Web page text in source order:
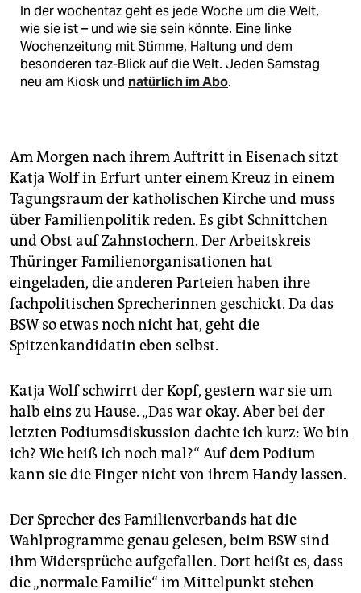
In der wochentaz geht es jede Woche um die Welt,
wie sie ist – und wie sie sein könnte. Eine linke
Wochenzeitung mit Stimme, Haltung und dem
besonderen taz-Blick auf die Welt. Jeden Samstag
neu am Kiosk und natürlich im Abo.
Am Morgen nach ihrem Auftritt in Eisenach sitzt
Katja Wolf in Erfurt unter einem Kreuz in einem
Tagungsraum der katholischen Kirche und muss
über Familienpolitik reden. Es gibt Schnittchen
und Obst auf Zahnstochern. Der Arbeitskreis
Thüringer Familienorganisationen hat
eingeladen, die anderen Parteien haben ihre
fachpolitischen Sprecherinnen geschickt. Da das
BSW so etwas noch nicht hat, geht die
Spitzenkandidatin eben selbst.
Katja Wolf schwirrt der Kopf, gestern war sie um
halb eins zu Hause. „Das war okay. Aber bei der
letzten Podiumsdiskussion dachte ich kurz: Wo bin
ich? Wie heiß ich noch mal?“ Auf dem Podium
kann sie die Finger nicht von ihrem Handy lassen.
Der Sprecher des Familienverbands hat die
Wahlprogramme genau gelesen, beim BSW sind
ihm Widersprüche aufgefallen. Dort heißt es, dass
die „normale Familie“ im Mittelpunkt stehen